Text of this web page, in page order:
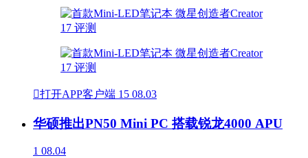
打开APP客户端 15 08.03
华硕推出PN50 Mini PC 搭载锐龙4000 APU
1 08.04